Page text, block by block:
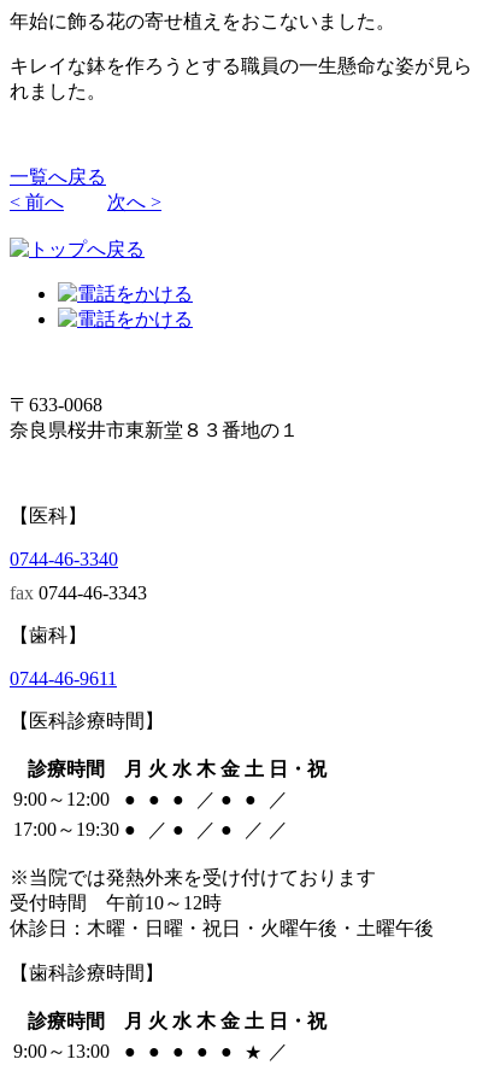
年始に飾る花の寄せ植えをおこないました。
キレイな鉢を作ろうとする職員の一生懸命な姿が見ら
れました。
一覧へ戻る
< 前へ
次へ >
〒633-0068
奈良県桜井市東新堂８３番地の１
【医科】
0744-46-3340
fax 0744-46-3343
【歯科】
0744-46-9611
【医科診療時間】
診療時間 月 火 水 木 金 土 日・祝
9:00～12:00
● ● ● ／ ● ●
／
17:00～19:30 ● ／ ● ／ ● ／ ／
※当院では発熱外来を受け付けております
受付時間 午前10～12時
休診日：木曜・日曜・祝日・火曜午後・土曜午後
【歯科診療時間】
診療時間 月 火 水 木 金 土 日・祝
9:00～13:00
● ● ● ● ● ★ ／